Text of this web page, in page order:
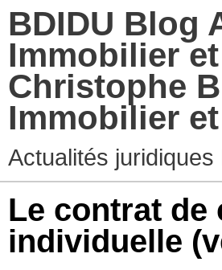
BDIDU Blog
Immobilier
Christophe
Immobilier
Actualités
Le contrat de
individuelle